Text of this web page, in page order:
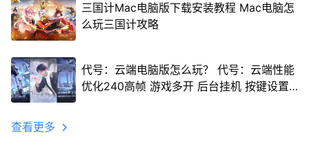
三国计Mac电脑版下载安装教程 Mac电脑怎
么玩三国计攻略
代号：云端电脑版怎么玩？ 代号：云端性能
优化240高帧 游戏多开 后台挂机 按键设置
查看更多